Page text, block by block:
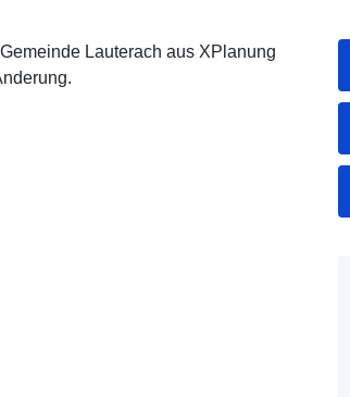
Lauterach aus XPlanung